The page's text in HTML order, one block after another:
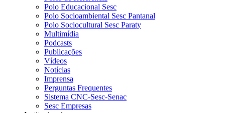
Polo Educacional Sesc
Polo Socioambiental Sesc Pantanal
Polo Sociocultural Sesc Paraty
Multimídia
Podcasts
Publicações
Vídeos
Notícias
Imprensa
Perguntas Frequentes
Sistema CNC-Sesc-Senac
Sesc Empresas